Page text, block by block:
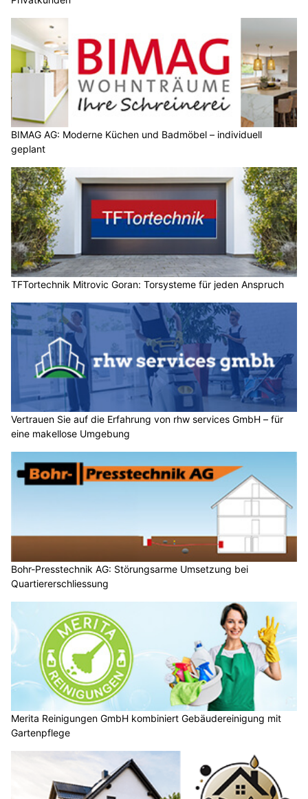
BIMAG AG: Moderne Küchen und Badmöbel – individuell
geplant
TFTortechnik Mitrovic Goran: Torsysteme für jeden Anspruch
Vertrauen Sie auf die Erfahrung von rhw services GmbH – für
eine makellose Umgebung
Bohr-Presstechnik AG: Störungsarme Umsetzung bei
Quartiererschliessung
Merita Reinigungen GmbH kombiniert Gebäudereinigung mit
Gartenpflege